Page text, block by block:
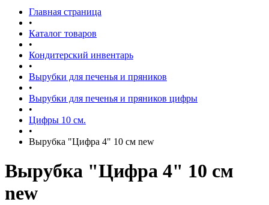
Главная страница
•
Каталог товаров
•
Кондитерский инвентарь
•
Вырубки для печенья и пряников
•
Вырубки для печенья и пряников цифры
•
Цифры 10 см.
•
Вырубка "Цифра 4" 10 см new
Вырубка "Цифра 4" 10 см
new